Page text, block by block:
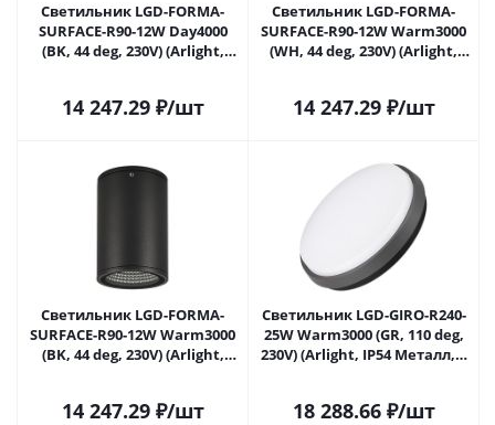
Светильник LGD-FORMA-
SURFACE-R90-12W Day4000
(BK, 44 deg, 230V) (Arlight,
14 247.29₽/шт
Светильник LGD-FORMA-
SURFACE-R90-12W Warm3000
(WH, 44 deg, 230V) (Arlight,
14 247.29₽/шт
Светильник LGD-FORMA-
SURFACE-R90-12W Warm3000
(BK, 44 deg, 230V) (Arlight,
14 247.29₽/шт
Светильник LGD-GIRO-R240-
25W Warm3000 (GR, 110 deg,
230V) (Arlight, IP54 Металл, 3
18 288.66₽/шт